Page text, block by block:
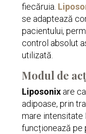
fiecăruia.
se adaptează
pacientului,
control absolut
utilizată.
Modul de
Liposonix are
adipoase, prin
mare intensitate
funcționează pe